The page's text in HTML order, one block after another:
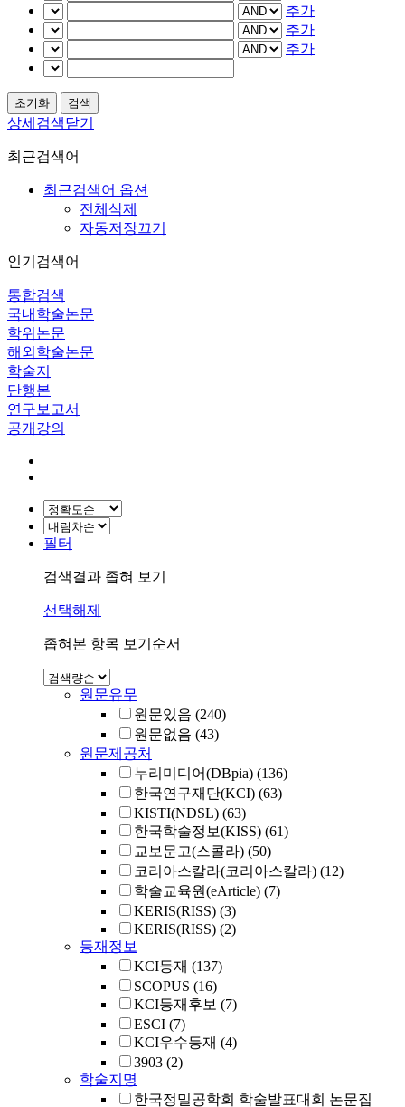
추가
추가
추가
상세검색닫기
최근검색어
최근검색어 옵션
전체삭제
자동저장끄기
인기검색어
통합검색
국내학술논문
학위논문
해외학술논문
학술지
단행본
연구보고서
공개강의
필터
검색결과 좁혀 보기
선택해제
좁혀본 항목 보기순서
원문유무
원문있음 (240)
원문없음 (43)
원문제공처
누리미디어(DBpia) (136)
한국연구재단(KCI) (63)
KISTI(NDSL) (63)
한국학술정보(KISS) (61)
교보문고(스콜라) (50)
코리아스칼라(코리아스칼라) (12)
학술교육원(eArticle) (7)
KERIS(RISS) (3)
KERIS(RISS) (2)
등재정보
KCI등재 (137)
SCOPUS (16)
KCI등재후보 (7)
ESCI (7)
KCI우수등재 (4)
3903 (2)
학술지명
한국정밀공학회 학술발표대회 논문집